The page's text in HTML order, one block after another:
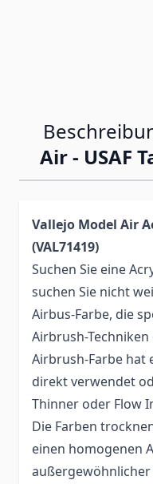
Air - USAF
Vallejo Model Air
(VAL71419)
Suchen Sie eine
suchen Sie nicht
Airbus-Farbe, die
Airbrush-
Airbrush-Farbe hat
direkt verwendet
Thinner oder Flow
Die Farben
einen homogenen